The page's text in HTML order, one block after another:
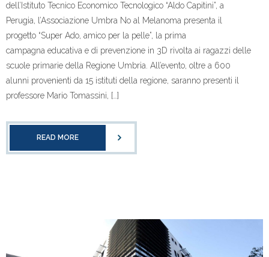
dell’Istituto Tecnico Economico Tecnologico “Aldo Capitini”, a
Perugia, l’Associazione Umbra No al Melanoma presenta il
progetto “Super Ado, amico per la pelle”, la prima
campagna educativa e di prevenzione in 3D rivolta ai ragazzi delle
scuole primarie della Regione Umbria. All’evento, oltre a 600
alunni provenienti da 15 istituti della regione, saranno presenti il
professore Mario Tomassini, […]
READ MORE